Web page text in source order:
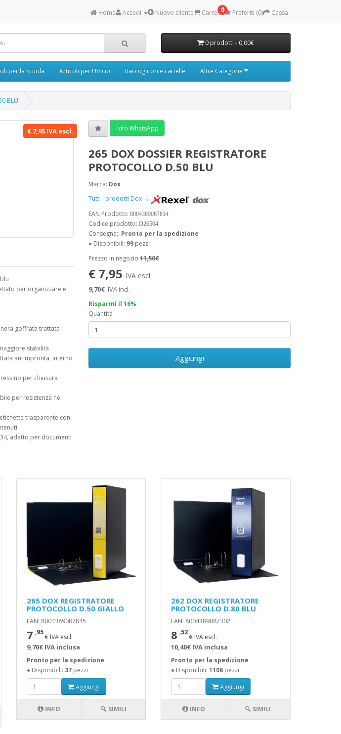
Home Accedi Nuovo cliente 0
Carrello Preferiti (0) Cassa
0 prodotti - 0,00€
per la Scuola Articoli per Ufficio Raccoglitori e cartelle Altre Categorie
BLU
€ 7,95 IVA escl.
per organizzare e
goffrata trattata
stabilità
antimpronta, interno
per chiusura
per resistenza nel
trasparente con
adatto per documenti
Info WhatsApp
265 DOX DOSSIER REGISTRATORE
PROTOCOLLO D.50 BLU
Marca: Dox
Tutti i prodotti Dox →
EAN Prodotto:8004389087814
Codice prodotto:D26504
Consegna;: Pronto per la spedizione
● Disponibili: 99 pezzi
Prezzo in negozio11,50€
€ 7,95 IVA escl.
9,70€ IVA incl.
Risparmi il 16%
Quantità
Aggiungi
265 DOX REGISTRATORE
PROTOCOLLO D.50 GIALLO
EAN: 8004389087845
7 ,95
€ IVA escl.
9,70€ IVA inclusa
Pronto per la spedizione
●Disponibili: 37pezzi
Aggiungi
INFO 🔍 SIMILI
262 DOX REGISTRATORE
PROTOCOLLO D.80 BLU
EAN: 8004389087302
8 ,52
€ IVA escl.
10,40€ IVA inclusa
Pronto per la spedizione
● Disponibili:1106 pezzi
Aggiungi
INFO 🔍 SIMILI